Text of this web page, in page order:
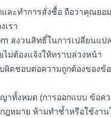
ละทำการสั่งซื้อ ถือว่าคุณย
เรา
สงวนสิทธิ์ในการเปลี่ยนแ
ไม่ต้องแจ้งให้ทราบล่วงหน้า
ดชอบต่อความถูกต้องของข้
ทั้งหมด (การออกแบบ ข้อค
ฎหมาย ห้ามทำซ้ำหรือใช้งา